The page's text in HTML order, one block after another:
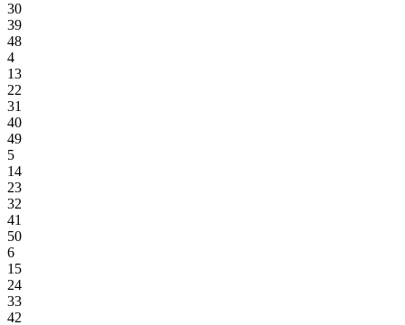
30
39
48
4
13
22
31
40
49
5
14
23
32
41
50
6
15
24
33
42